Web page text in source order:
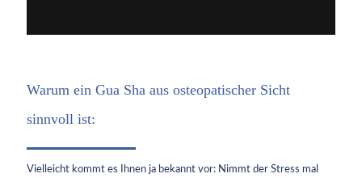
Warum ein Gua Sha aus osteopatischer Sicht
sinnvoll ist:
Vielleicht kommt es Ihnen ja bekannt vor: Nimmt der Stress mal